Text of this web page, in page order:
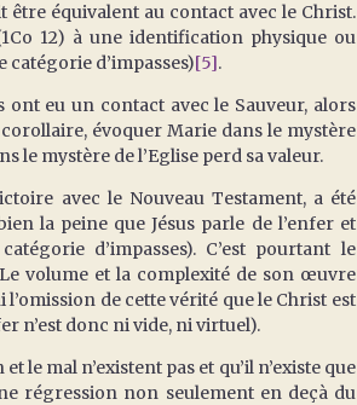
être équivalent au contact avec le Christ.
12) à une identification physique ou
catégorie d’impasses)[5].
eu un contact avec le Sauveur, alors
évoquer Marie dans le mystère
le mystère de l’Eglise perd sa valeur.
avec le Nouveau Testament, a été
la peine que Jésus parle de l’enfer et
d’impasses). C’est pourtant le
volume et la complexité de son œuvre
de cette vérité que le Christ est
n’est donc ni vide, ni virtuel).
mal n’existent pas et qu’il n’existe que
régression non seulement en deçà du